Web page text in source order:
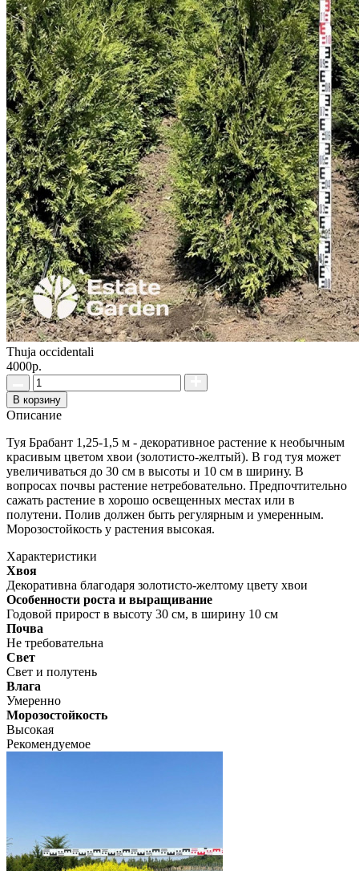
Thuja occidentali
4000р.
В корзину
Описание
Туя Брабант 1,25-1,5 м - декоративное растение к необычным
красивым цветом хвои (золотисто-желтый). В год туя может
увеличиваться до 30 см в высоты и 10 см в ширину. В
вопросах почвы растение нетребовательно. Предпочтительно
сажать растение в хорошо освещенных местах или в
полутени. Полив должен быть регулярным и умеренным.
Морозостойкость у растения высокая.
Характеристики
Хвоя
Декоративна благодаря золотисто-желтому цвету хвои
Особенности роста и выращивание
Годовой прирост в высоту 30 см, в ширину 10 см
Почва
Не требовательна
Свет
Свет и полутень
Влага
Умеренно
Морозостойкость
Высокая
Рекомендуемое